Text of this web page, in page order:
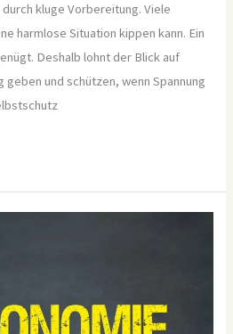
kluge Vorbereitung. Viele
harmlose Situation kippen kann. Ein
Deshalb lohnt der Blick auf
und schützen, wenn Spannung